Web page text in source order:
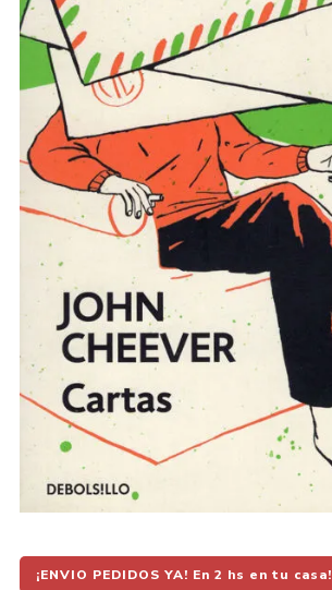
¡ENVIO PEDIDOS YA! En 2 hs en tu casa!